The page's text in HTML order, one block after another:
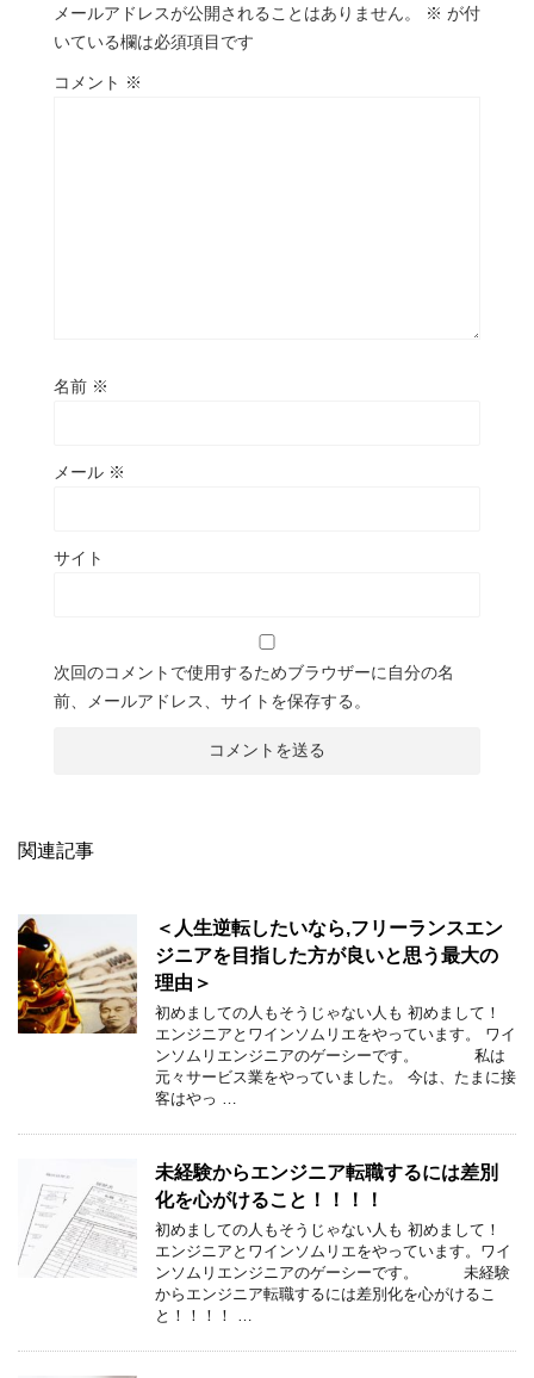
メールアドレスが公開されることはありません。 ※ が付
いている欄は必須項目です
コメント ※
名前 ※
メール ※
サイト
次回のコメントで使用するためブラウザーに自分の名
前、メールアドレス、サイトを保存する。
関連記事
＜人生逆転したいなら,フリーランスエン
ジニアを目指した方が良いと思う最大の
理由＞
初めましての人もそうじゃない人も 初めまして！
エンジニアとワインソムリエをやっています。 ワイ
ンソムリエンジニアのゲーシーです。 私は
元々サービス業をやっていました。 今は、たまに接
客はやっ …
未経験からエンジニア転職するには差別
化を心がけること！！！！
初めましての人もそうじゃない人も 初めまして！
エンジニアとワインソムリエをやっています。ワイ
ンソムリエンジニアのゲーシーです。 未経験
からエンジニア転職するには差別化を心がけるこ
と！！！！ …